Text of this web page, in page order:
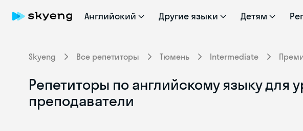
Английский Другие языки Детям
Skyeng Все репетиторы Тюмень Intermediate
Репетиторы по английскому языку
преподаватели